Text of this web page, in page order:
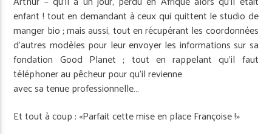
enfant ! tout en demandant à ceux qui quittent le studio de
manger bio ; mais aussi, tout en récupérant les coordonnées
d’autres modèles pour leur envoyer les informations sur sa
fondation Good Planet ; tout en rappelant qu’il faut
téléphoner au pêcheur pour qu’il revienne
avec sa tenue professionnelle…
Et tout à coup : «Parfait cette mise en place Françoise !»